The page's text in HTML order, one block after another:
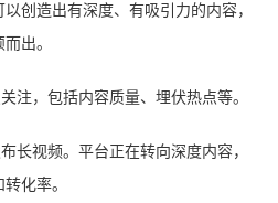
创造出有深度、有吸引力的内容，
出。
注，包括内容质量、埋伏热点等。
长视频。平台正在转向深度内容，
化率。